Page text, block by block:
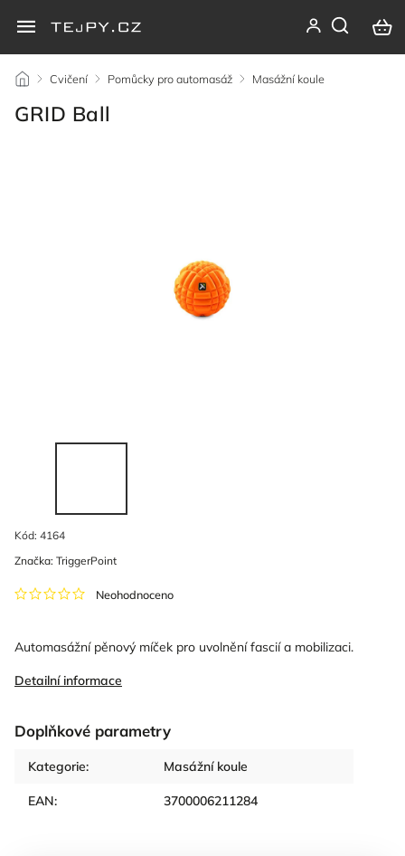
/ Cvičení / Pomůcky pro automasáž / Masážní koule
GRID Ball
Kód: 4164
Neohodnoceno
Automasážní pěnový míček pro uvolnění fascií a mobilizaci.
Detailní informace
Doplňkové parametry
Kategorie: Masážní koule
EAN: 3700006211284
Značka: TriggerPoint